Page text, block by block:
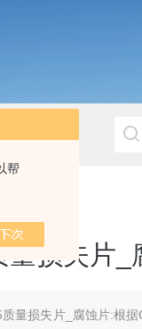
帮
量损失片_
量损失片_腐蚀片:根